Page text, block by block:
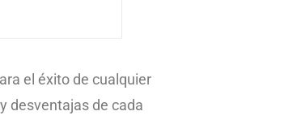
el éxito de cualquier
desventajas de cada